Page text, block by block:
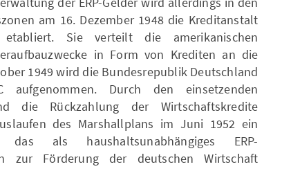
am 16. Dezember 1948 die Kreditanstalt
Sie verteilt die amerikanischen
in Form von Krediten an die
1949 wird die Bundesrepublik Deutschland
Durch den einsetzenden
die Rückzahlung der Wirtschaftskredite
des Marshallplans im Juni 1952 ein
das als haushaltsunabhängiges ERP-
zur Förderung der deutschen Wirtschaft